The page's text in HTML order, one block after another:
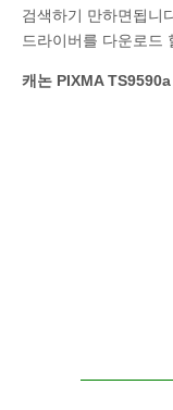
검색하기 만하면됩니
드라이버를 다운로드
캐논 PIXMA